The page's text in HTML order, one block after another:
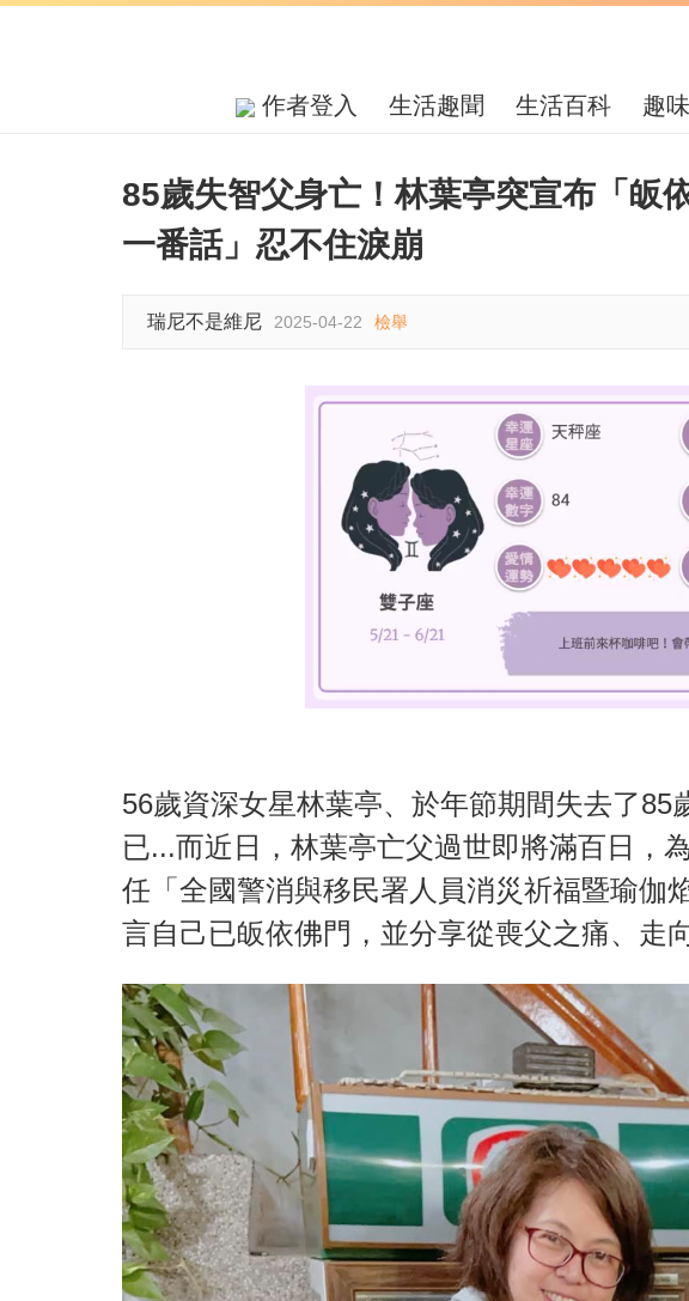
作者登入 生活趣聞 生活百科 趣
85歲失智父身亡！林葉亭突宣布「
一番話」忍不住淚崩
瑞尼不是維尼 2025-04-22 檢舉
56歲資深女星林葉亭、於年節期間失去了85
已...而近日，林葉亭亡父過世即將滿百日，
任「全國警消與移民署人員消災祈福暨瑜伽
言自己已皈依佛門，並分享從喪父之痛、走